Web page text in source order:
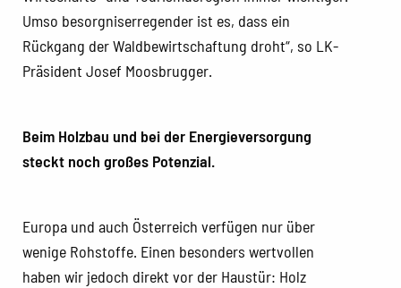
Umso besorgniserregender ist es, dass ein
Rückgang der Waldbewirtschaftung droht“, so LK-
Präsident Josef Moosbrugger.
Beim Holzbau und bei der Energieversorgung
steckt noch großes Potenzial.
Europa und auch Österreich verfügen nur über
wenige Rohstoffe. Einen besonders wertvollen
haben wir jedoch direkt vor der Haustür: Holz